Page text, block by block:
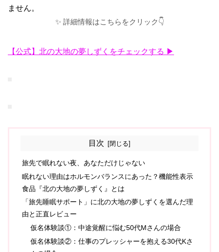
ません。
✨ 詳細情報はこちらをクリック👇
【公式】北の大地の夢しずくをチェックする ▶
目次
旅先で眠れない夜、あなただけじゃない
眠れない理由はホルモンバランスにあった？機能性表示
食品『北の大地の夢しずく』とは
「旅先睡眠サポート」に北の大地の夢しずくを選んだ理
由と正直レビュー
仮名体験談①：中途覚醒に悩む50代Mさんの場合
仮名体験談②：仕事のプレッシャーを抱える30代Kさ